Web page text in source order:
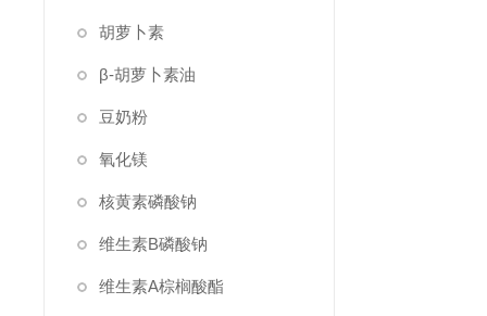
胡萝卜素
β-胡萝卜素油
豆奶粉
氧化镁
核黄素磷酸钠
维生素B磷酸钠
维生素A棕榈酸酯